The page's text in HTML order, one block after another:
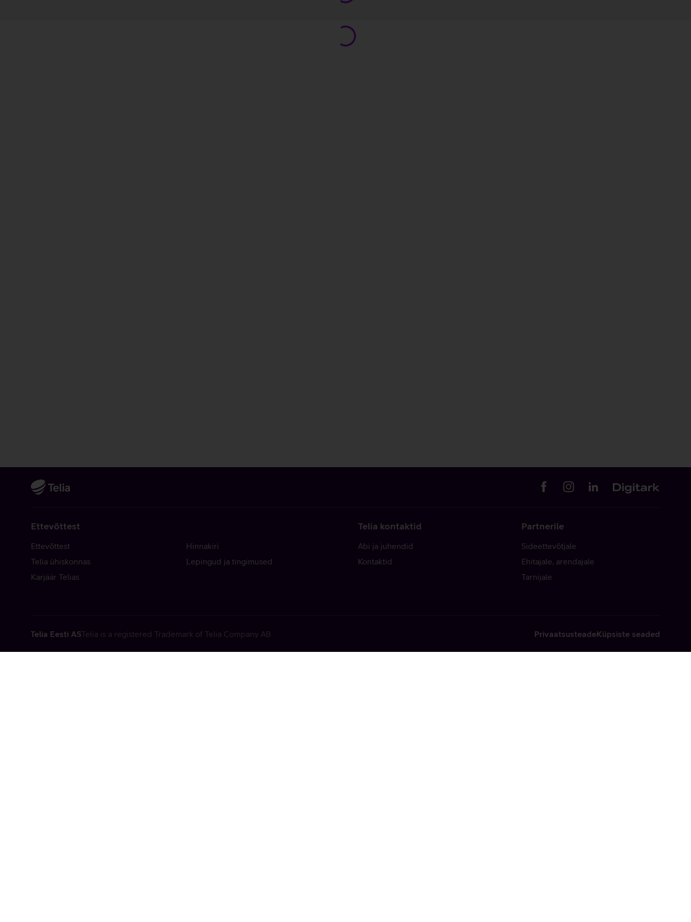
Ettevõttest
Ettevõttest
Telia ühiskonnas
Karjäär Telias
Hinnakiri
Lepingud ja tingimused
Telia kontaktid
Abi ja juhendid
Kontaktid
Partnerile
Sideettevõtjale
Ehitajale, arendajale
Tarnijale
Telia Eesti ASTelia is a registered Trademark of Telia Company AB PrivaatsusteadeKüpsiste seaded